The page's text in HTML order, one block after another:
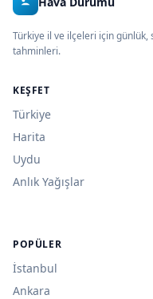
Türkiye il ve ilçeleri için
tahminleri.
KEŞFET
Türkiye
Harita
Uydu
Anlık Yağışlar
POPÜLER
İstanbul
Ankara